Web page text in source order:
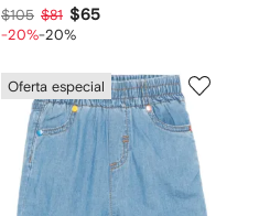
$105 $81 $65
-20%-20%
Oferta especial